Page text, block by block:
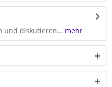
und diskutieren... mehr